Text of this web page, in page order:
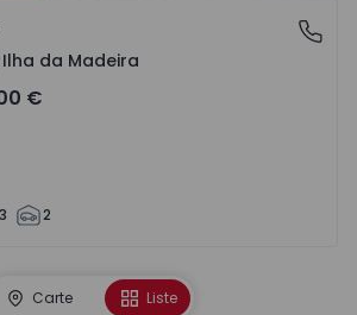
da Madeira
da Madeira
€
2
Carte Liste